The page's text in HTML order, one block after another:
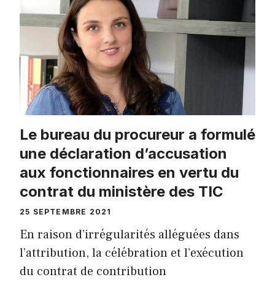
Le bureau du procureur a formulé
une déclaration d’accusation
aux fonctionnaires en vertu du
contrat du ministère des TIC
25 SEPTEMBRE 2021
En raison d’irrégularités alléguées dans
l’attribution, la célébration et l’exécution
du contrat de contribution